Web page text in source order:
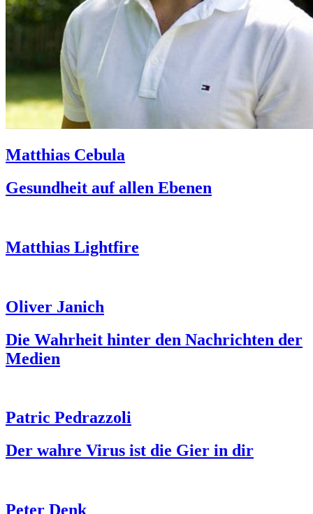
Matthias Cebula
Gesundheit auf allen Ebenen
Matthias Lightfire
Oliver Janich
Die Wahrheit hinter den Nachrichten der
Medien
Patric Pedrazzoli
Der wahre Virus ist die Gier in dir
Peter Denk